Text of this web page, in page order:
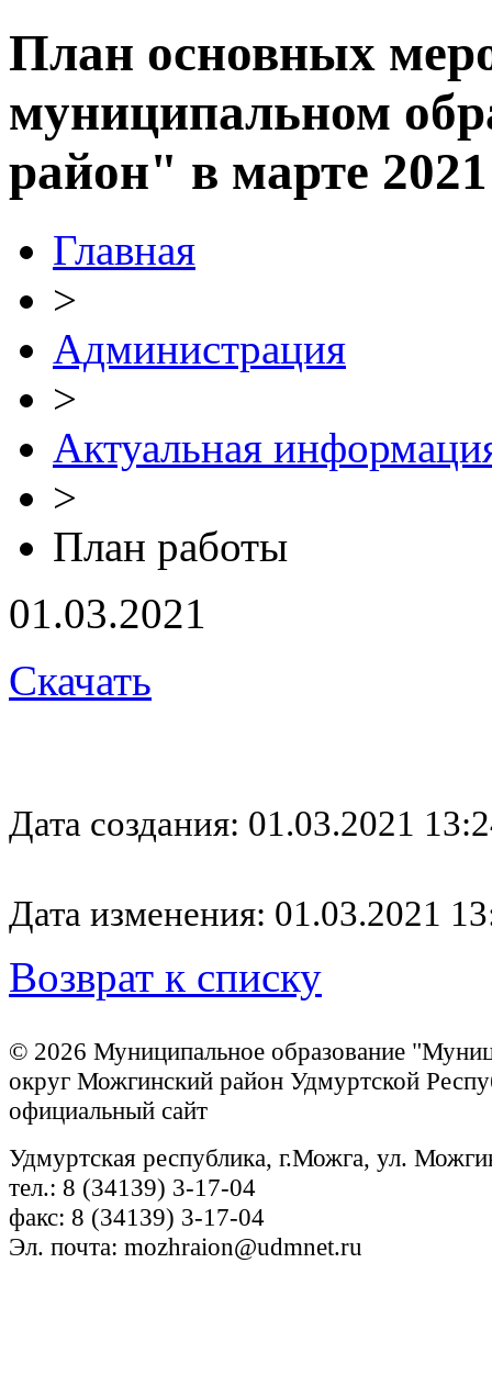
План основных
муниципальном
район" в марте 2021
Главная
>
Администрация
>
Актуальная
>
План работы
01.03.2021
Скачать
Дата создания: 01.03.2021
Дата изменения: 01.03.2021
Возврат к списку
© 2026 Муниципальное образование
округ Можгинский район Удмуртской
официальный сайт
Удмуртская республика, г.Можга, ул.
тел.: 8 (34139) 3-17-04
факс: 8 (34139) 3-17-04
Эл. почта: mozhraion@udmnet.ru